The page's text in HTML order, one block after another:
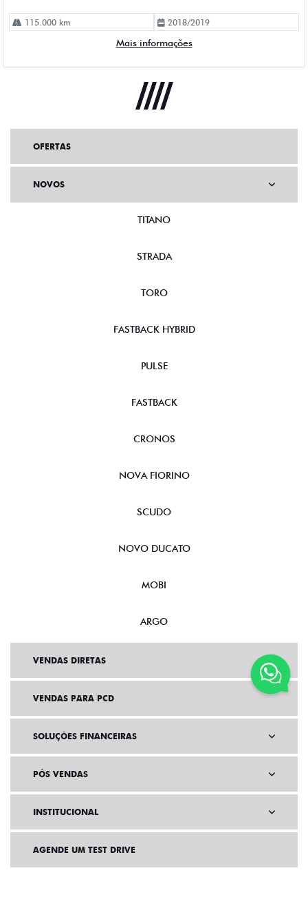
OFERTAS
NOVOS
TITANO
STRADA
TORO
FASTBACK HYBRID
PULSE
FASTBACK
CRONOS
NOVA FIORINO
SCUDO
NOVO DUCATO
MOBI
ARGO
VENDAS DIRETAS
VENDAS PARA PCD
SOLUÇÕES FINANCEIRAS
PÓS VENDAS
INSTITUCIONAL
AGENDE UM TEST DRIVE